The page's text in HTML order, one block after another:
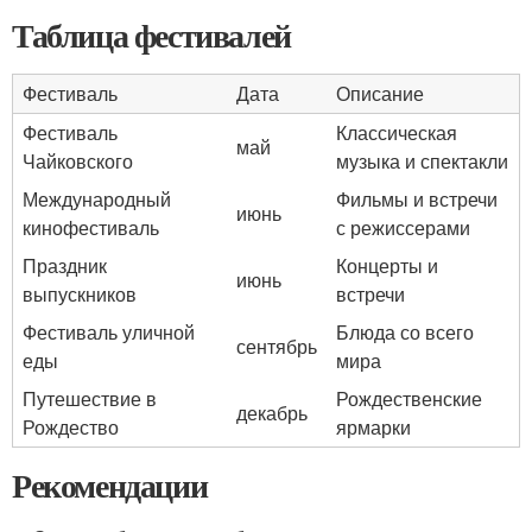
Таблица фестивалей
Фестиваль Дата
Описание
Фестиваль
Чайковского
май
Классическая
музыка и спектакли
Международный
кинофестиваль
июнь
Фильмы и встречи
с режиссерами
Праздник
выпускников
июнь
Концерты и
встречи
Фестиваль уличной
еды
сентябрь
Блюда со всего
мира
Путешествие в
Рождество
декабрь
Рождественские
ярмарки
Рекомендации